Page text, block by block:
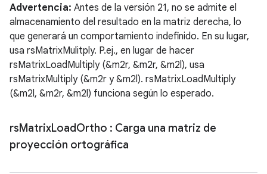
Advertencia: Antes de la versión 21, no se admite el
almacenamiento del resultado en la matriz derecha, lo
que generará un comportamiento indefinido. En su lugar,
usa rsMatrixMulitply. P.ej., en lugar de hacer
rsMatrixLoadMultiply (&m2r, &m2r, &m2l), usa
rsMatrixMultiply (&m2r y &m2l). rsMatrixLoadMultiply
(&m2l, &m2r, &m2l) funciona según lo esperado.
rsMatrixLoadOrtho : Carga una matriz de
proyección ortográfica